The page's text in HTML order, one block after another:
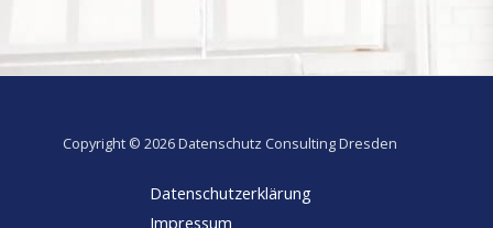
Copyright © 2026 Datenschutz Consulting Dresden
Datenschutzerklärung
Impressum